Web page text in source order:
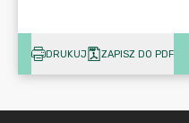
DRUKUJ ZAPISZ DO PDF